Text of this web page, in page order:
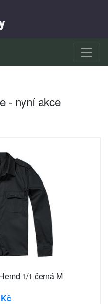
- nyní akce
1/1 černá M